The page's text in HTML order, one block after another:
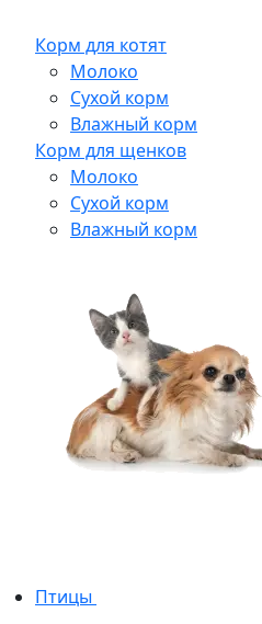
Корм для котят
Молоко
Сухой корм
Влажный корм
Корм для щенков
Молоко
Сухой корм
Влажный корм
Птицы